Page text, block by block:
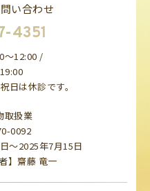
い合わせ
4351
～12:00 /
日は休診です。
取扱業
0092
～2025年7月15日
】齋藤 竜一